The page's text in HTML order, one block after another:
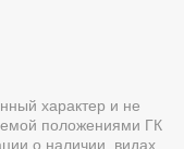
характер и не
положениями ГК
о наличии, видах,